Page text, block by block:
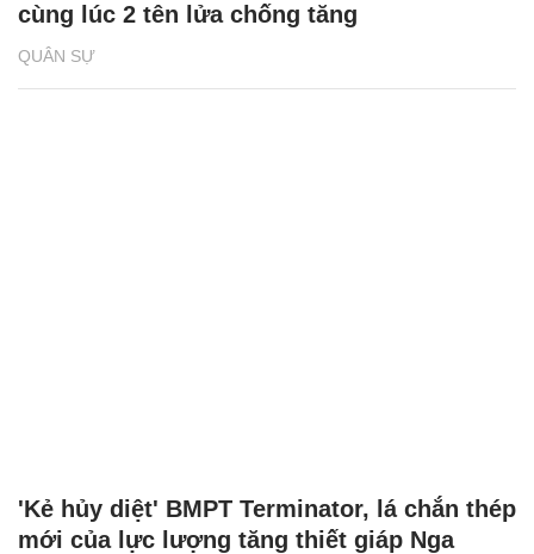
QUÂN SỰ
cùng lúc 2 tên lửa chống tăng
'Kẻ hủy diệt' BMPT Terminator, lá chắn thép
mới của lực lượng tăng thiết giáp Nga